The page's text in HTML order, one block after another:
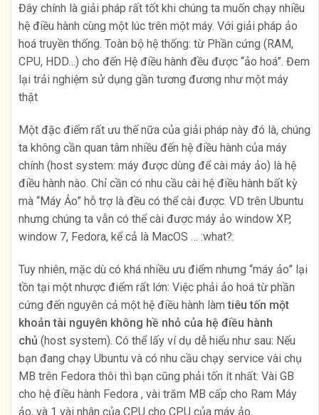
Đây chính là giải pháp rất tốt khi chúng ta muốn chạy nhiều
hệ điều hành cùng một lúc trên một máy. Với giải pháp ảo
hoá truyền thống. Toàn bộ hệ thống: từ Phần cứng (RAM,
CPU, HDD…) cho đến Hệ điều hành đều được “ảo hoá”. Đem
lại trải nghiệm sử dụng gần tương đương như một máy
thật
Một đặc điểm rất ưu thế nữa của giải pháp này đó là, chúng
ta không cần quan tâm nhiều đến hệ điều hành của máy
chính (host system: máy được dùng để cài máy ảo) là hệ
điều hành nào. Chỉ cần có nhu cầu cài hệ điều hành bất kỳ
mà “Máy Ảo” hỗ trợ là đều có thể cài được. VD trên Ubuntu
nhưng chúng ta vẫn có thể cài được máy ảo window XP,
window 7, Fedora, kể cả là MacOS … :what?:
Tuy nhiên, mặc dù có khá nhiều ưu điểm nhưng “máy ảo” lại
tồn tại một nhược điểm rất lớn: Việc phải ảo hoá từ phần
cứng đến nguyên cả một hệ điều hành làmtiêu tốn một
khoản tài nguyên không hề nhỏ của hệ điều hành
chủ (host system). Có thể lấy ví dụ dễ hiểu như sau: Nếu
bạn đang chạy Ubuntu và có nhu cầu chạy service vài chụ
MB trên Fedora thôi thì bạn cũng phải tốn ít nhất: Vài GB
cho hệ điều hành Fedora , vài trăm MB cấp cho Ram Máy
ảo, và 1 vài nhân của CPU cho CPU của máy ảo.